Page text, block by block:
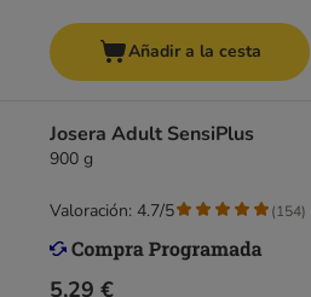
Añadir a la cesta
Josera Adult SensiPlus
900 g
5,29 €
Valoración: 4.7/5 (154)